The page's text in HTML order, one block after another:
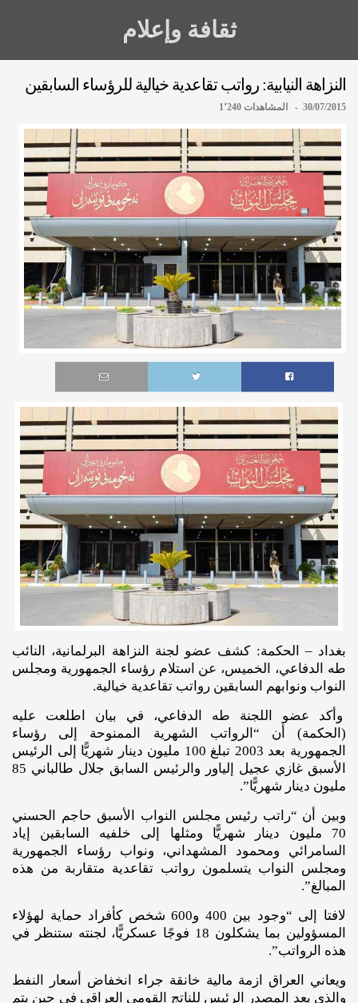
ثقافة وإعلام
النزاهة النيابية: رواتب تقاعدية خيالية للرؤساء السابقين
30/07/2015 - المشاهدات 1٬240
بغداد – الحكمة: كشف عضو لجنة النزاهة البرلمانية، النائب
طه الدفاعي، الخميس، عن استلام رؤساء الجمهورية ومجلس
النواب ونوابهم السابقين رواتب تقاعدية خيالية.
وأكد عضو اللجنة طه الدفاعي، في بيان اطلعت عليه
(الحكمة) أن “الرواتب الشهرية الممنوحة إلى رؤساء
الجمهورية بعد 2003 تبلغ 100 مليون دينار شهريًّا إلى الرئيس
الأسبق غازي عجيل إلياور والرئيس السابق جلال طالباني 85
مليون دينار شهريًّا”.
وبين أن “راتب رئيس مجلس النواب الأسبق حاجم الحسني
70 مليون دينار شهريًّا ومثلها إلى خلفيه السابقين إياد
السامرائي ومحمود المشهداني، ونواب رؤساء الجمهورية
ومجلس النواب يتسلمون رواتب تقاعدية متقاربة من هذه
المبالغ”.
لافتا إلى “وجود بين 400 و600 شخص كأفراد حماية لهؤلاء
المسؤولين بما يشكلون 18 فوجًا عسكريًّا، لجنته ستنظر في
هذه الرواتب”.
ويعاني العراق ازمة مالية خانقة جراء انخفاض أسعار النفط
والذي يعد المصدر الرئيس للناتج القومي العراقي في حين يتم